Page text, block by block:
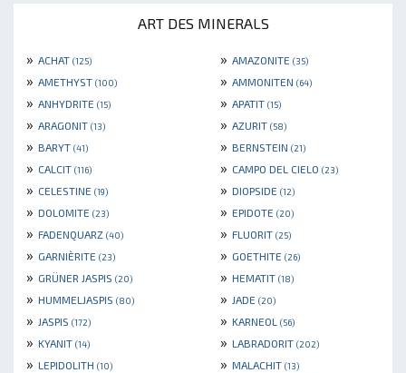
ART DES MINERALS
» ACHAT (125) » AMAZONITE (35)
» AMETHYST (100) » AMMONITEN (64)
» ANHYDRITE (15) » APATIT (15)
» ARAGONIT (13) » AZURIT (58)
» BARYT (41) » BERNSTEIN (21)
» CALCIT (116) » CAMPO DEL CIELO (23)
» CELESTINE (19) » DIOPSIDE (12)
» DOLOMITE (23) » EPIDOTE (20)
» FADENQUARZ (40) » FLUORIT (25)
» GARNIÈRITE (23) » GOETHITE (26)
» GRÜNER JASPIS (20) » HEMATIT (18)
» HUMMELJASPIS (80) » JADE (20)
» JASPIS (172) » KARNEOL (56)
» KYANIT (14) » LABRADORIT (202)
» LEPIDOLITH (10) » MALACHIT (13)